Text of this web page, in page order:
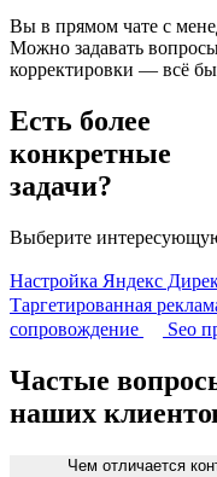
Вы в прямом чате с
Можно задавать
корректировки — всё
Есть более
конкретные
задачи?
Выберите
Настройка Яндекс
Таргетированная
сопровождение
Seo
Частые
наших
Чем отличается